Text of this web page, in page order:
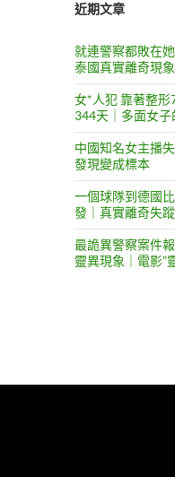
近期文章
就連警察都敗在
泰國真實離奇現象
女*人犯 靠著整
344天｜多面女
中國知名女主播
發現變成標本
一個球隊到德國
發｜真實離奇失
最詭異警察案件
靈異現象｜電影”